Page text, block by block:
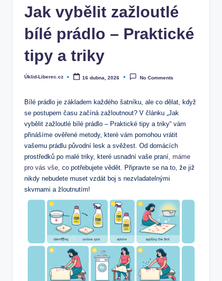
Jak vybělit zažloutlé
bílé prádlo – Praktické
tipy a triky
Posted
Úklid-Liberec.cz 16 dubna, 2026 No Comments
Bílé prádlo je základem každého šatníku, ale co dělat, když
se postupem času začíná zažloutnout? V článku „Jak
vybělit zažloutlé bílé prádlo – Praktické tipy a triky“ vám
přinášíme ověřené metody, které vám pomohou vrátit
vašemu prádlu původní lesk a svěžest. Od domácích
prostředků po malé triky, které usnadní vaše praní, máme
pro vás vše, co potřebujete vědět. Připravte se na to, že již
nikdy nebudete muset vzdát boj s nezvladatelnými
skvrnami a žloutnutím!